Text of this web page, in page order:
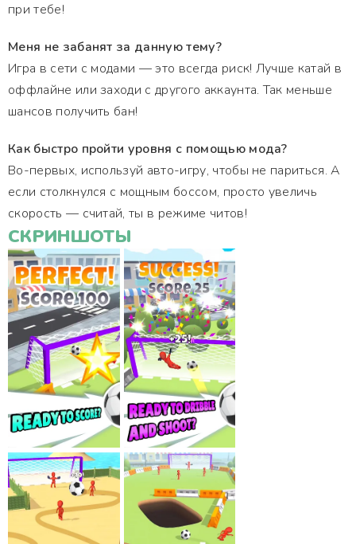
при тебе!
Меня не забанят за данную тему?
Игра в сети с модами — это всегда риск! Лучше катай в
оффлайне или заходи с другого аккаунта. Так меньше
шансов получить бан!
Как быстро пройти уровня с помощью мода?
Во-первых, используй авто-игру, чтобы не париться. А
если столкнулся с мощным боссом, просто увеличь
скорость — считай, ты в режиме читов!
СКРИНШОТЫ